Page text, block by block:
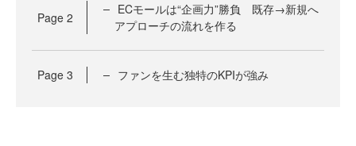
Page 2
ECモールは“企画力”勝負 既存→新規へ
アプローチの流れを作る
Page 3 ファンを生む独特のKPIが強み